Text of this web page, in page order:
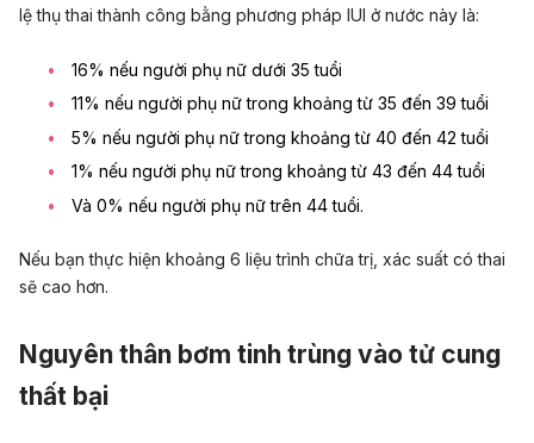
lệ thụ thai thành công bằng phương pháp IUI ở nước này là:
16% nếu người phụ nữ dưới 35 tuổi
11% nếu người phụ nữ trong khoảng từ 35 đến 39 tuổi
5% nếu người phụ nữ trong khoảng từ 40 đến 42 tuổi
1% nếu người phụ nữ trong khoảng từ 43 đến 44 tuổi
Và 0% nếu người phụ nữ trên 44 tuổi.
Nếu bạn thực hiện khoảng 6 liệu trình chữa trị, xác suất có thai
sẽ cao hơn.
Nguyên thân bơm tinh trùng vào tử cung
thất bại